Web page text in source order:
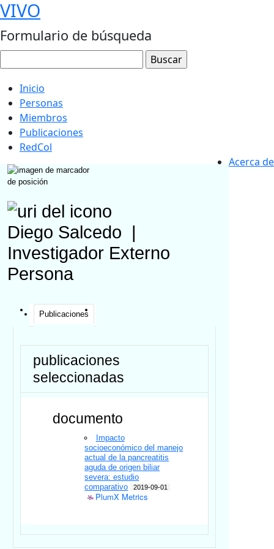
VIVO
Formulario de búsqueda
Inicio
Personas
Miembros
Publicaciones
RedCol
Acerca de
Diego Salcedo
Investigador Externo
Persona
Publicaciones
publicaciones
seleccionadas
documento
Impacto
socioeconómico del manejo
actual de la pancreatitis
aguda de origen biliar
severa: estudio
comparativo
2019-09-01
PlumX Metrics